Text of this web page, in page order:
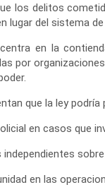
los delitos
lugar del sistema
en la
por
que la ley
en casos que
en las